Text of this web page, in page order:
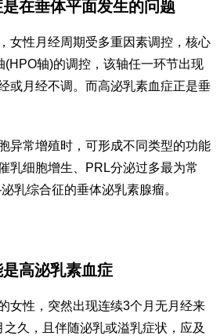
在垂体平面发生的问题
女性月经周期受多重因素调控，核心
(HPO轴)的调控，该轴任一环节出现
或月经不调。而高泌乳素血症正是垂
异常增殖时，可形成不同类型的功能
乳细胞增生、PRL分泌过多最为常
乳综合征的垂体泌乳素腺瘤。
高泌乳素血症
女性，突然出现连续3个月无月经来
久，且伴随泌乳或溢乳症状，应及